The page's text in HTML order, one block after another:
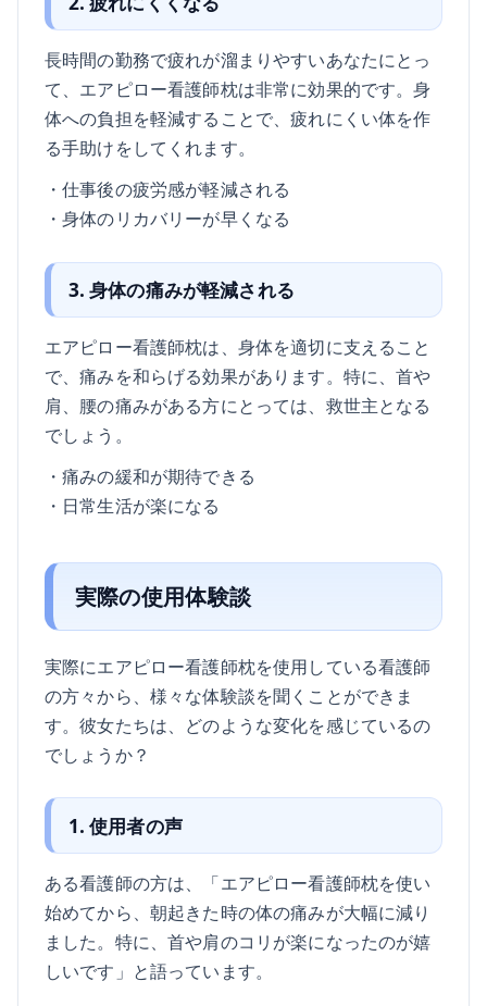
長時間の勤務で疲れが溜まりやすいあなたにとっ
て、エアピロー看護師枕は非常に効果的です。身
体への負担を軽減することで、疲れにくい体を作
る手助けをしてくれます。
・仕事後の疲労感が軽減される
・身体のリカバリーが早くなる
3. 身体の痛みが軽減される
エアピロー看護師枕は、身体を適切に支えること
で、痛みを和らげる効果があります。特に、首や
肩、腰の痛みがある方にとっては、救世主となる
でしょう。
・痛みの緩和が期待できる
・日常生活が楽になる
実際の使用体験談
実際にエアピロー看護師枕を使用している看護師
の方々から、様々な体験談を聞くことができま
す。彼女たちは、どのような変化を感じているの
でしょうか？
1. 使用者の声
ある看護師の方は、「エアピロー看護師枕を使い
始めてから、朝起きた時の体の痛みが大幅に減り
ました。特に、首や肩のコリが楽になったのが嬉
しいです」と語っています。